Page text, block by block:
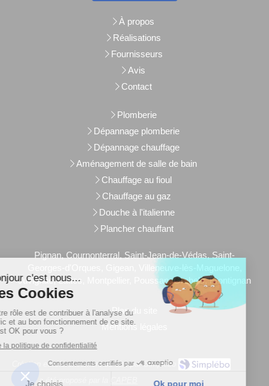
À propos
Réalisations
Fournisseurs
Avis
Contact
Plomberie
Dépannage plomberie
Dépannage chauffage
Aménagement de salle de bain
Chauffage au fioul
Chauffage au gaz
Douche à l'italienne
Plancher chauffant
Pignan, Cournonterral, Saint-Jean-de-Védas, Saint-
Georges-d'Orques, Gigean, Villeneuve-lès-Maguelone,
Juvignac, Lattes, Montpellier, Poussan, Grabels, Frontignan
Plan du site
Mentions légales
Création et référencement du site par Simplébo
Ce site a été proposé par la